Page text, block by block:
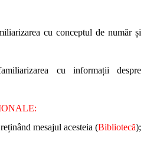
cu conceptul de număr și
cu informații despre
mesajul acesteia (Bibliotecă);